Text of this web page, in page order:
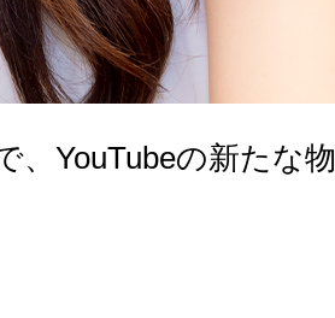
、YouTubeの新たな物